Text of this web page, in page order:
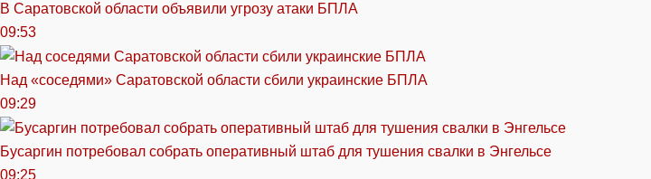
В Саратовской области объявили угрозу атаки БПЛА
09:53
Над «соседями» Саратовской области сбили украинские БПЛА
09:29
Бусаргин потребовал собрать оперативный штаб для тушения свалки в Энгельсе
09:25